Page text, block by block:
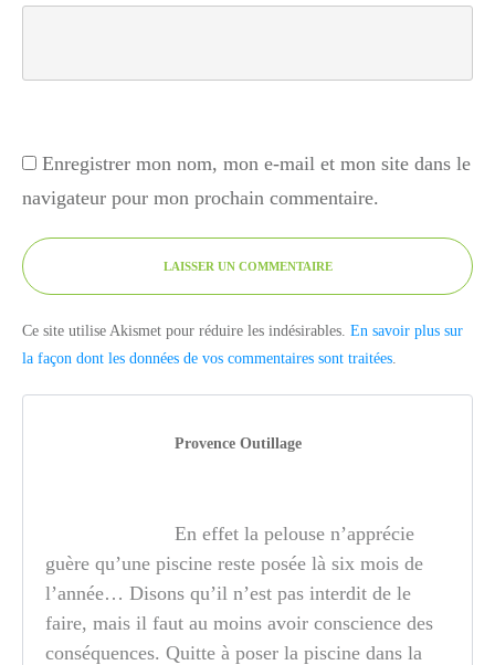
Enregistrer mon nom, mon e-mail et mon site dans le
navigateur pour mon prochain commentaire.
LAISSER UN COMMENTAIRE
Ce site utilise Akismet pour réduire les indésirables. En savoir plus sur
la façon dont les données de vos commentaires sont traitées
Provence Outillage
En effet la pelouse n’apprécie
guère qu’une piscine reste posée là six mois de
l’année… Disons qu’il n’est pas interdit de le
faire, mais il faut au moins avoir conscience des
conséquences. Quitte à poser la piscine dans la